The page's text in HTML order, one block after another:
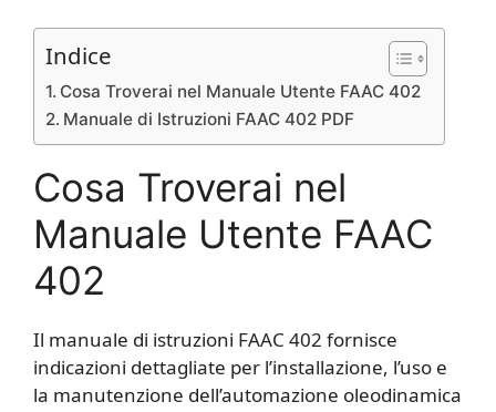
Indice
Cosa Troverai nel Manuale Utente FAAC 402
Manuale di Istruzioni FAAC 402 PDF
Cosa Troverai nel
Manuale Utente FAAC
402
Il manuale di istruzioni FAAC 402 fornisce
indicazioni dettagliate per l’installazione, l’uso e
la manutenzione dell’automazione oleodinamica